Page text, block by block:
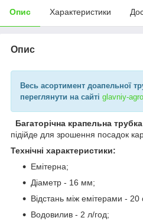
Опис Характеристики
Опис
Весь асортимент доапельної
переглянути на сайті glavniy-
Багаторічна крапельна трубка
підійде для зрошення посадок
Технічні характеристики:
Емітерна;
Діаметр - 16 мм;
Відстань між емітерами - 20
Водовилив - 2 л/год;